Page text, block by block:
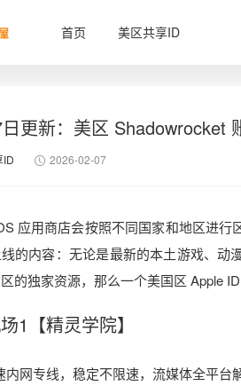
首页 美区共享ID
更新：美区 Shadowrocket
ID 2026-02-07
应用商店会按照不同国家和地区进
的内容：无论是最新的本土游戏、动
的独家资源，那么一个美国区 Apple ID
1【精灵学院】
内网专线，稳定不限速，流媒体全平台